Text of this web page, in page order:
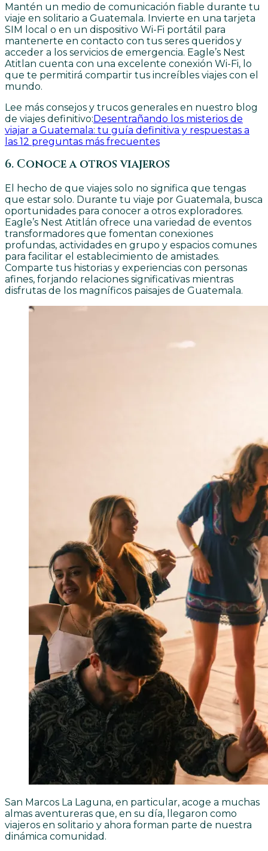
Mantén un medio de comunicación fiable durante tu
viaje en solitario a Guatemala. Invierte en una tarjeta
SIM local o en un dispositivo Wi-Fi portátil para
mantenerte en contacto con tus seres queridos y
acceder a los servicios de emergencia. Eagle’s Nest
Atitlan cuenta con una excelente conexión Wi-Fi, lo
que te permitirá compartir tus increíbles viajes con el
mundo.
Lee más consejos y trucos generales en nuestro blog
de viajes definitivo:Desentrañando los misterios de
viajar a Guatemala: tu guía definitiva y respuestas a
las 12 preguntas más frecuentes
6. Conoce a otros viajeros
El hecho de que viajes solo no significa que tengas
que estar solo. Durante tu viaje por Guatemala, busca
oportunidades para conocer a otros exploradores.
Eagle’s Nest Atitlán ofrece una variedad de eventos
transformadores que fomentan conexiones
profundas, actividades en grupo y espacios comunes
para facilitar el establecimiento de amistades.
Comparte tus historias y experiencias con personas
afines, forjando relaciones significativas mientras
disfrutas de los magníficos paisajes de Guatemala.
San Marcos La Laguna, en particular, acoge a muchas
almas aventureras que, en su día, llegaron como
viajeros en solitario y ahora forman parte de nuestra
dinámica comunidad.